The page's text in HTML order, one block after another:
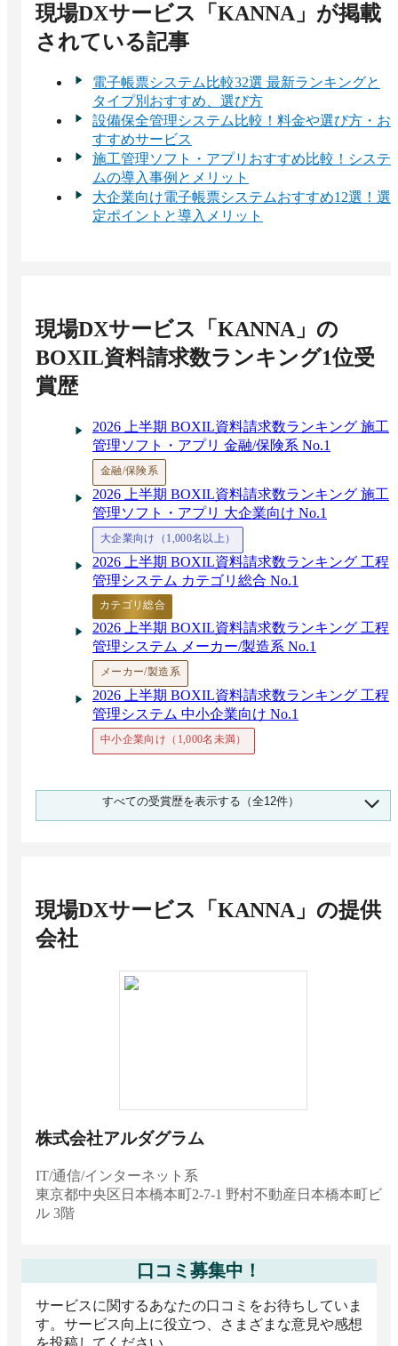
現場DXサービス「KANNA」 が掲載
されている記事
電子帳票システム比較32選 最新ランキングと
タイプ別おすすめ、選び方
設備保全管理システム比較！料金や選び方・お
すすめサービス
施工管理ソフト・アプリおすすめ比較！システ
ムの導入事例とメリット
大企業向け電子帳票システムおすすめ12選！選
定ポイントと導入メリット
現場DXサービス「KANNA」 の
BOXIL資料請求数ランキング1位受
賞歴
2026 上半期 BOXIL資料請求数ランキング 施工
管理ソフト・アプリ 金融/保険系 No.1
金融/保険系
2026 上半期 BOXIL資料請求数ランキング 施工
管理ソフト・アプリ 大企業向け No.1
大企業向け（1,000名以上）
2026 上半期 BOXIL資料請求数ランキング 工程
管理システム カテゴリ総合 No.1
カテゴリ総合
2026 上半期 BOXIL資料請求数ランキング 工程
管理システム メーカー/製造系 No.1
メーカー/製造系
2026 上半期 BOXIL資料請求数ランキング 工程
管理システム 中小企業向け No.1
中小企業向け（1,000名未満）
2025 下半期 BOXIL資料請求数ランキング 施工
管理ソフト・アプリ カテゴリ総合 No.1
メーカー/製造系
2025 下半期 BOXIL資料請求数ランキング 施工
コンサルティング・専門サービス
2025 下半期 BOXIL資料請求数ランキング 工程
管理システム メーカー/製造系 No.1
メーカー/製造系
大企業向け（1,000名以上）
すべての受賞歴を表示する（全12件）
現場DXサービス「KANNA」 の提供
会社
株式会社アルダグラム
IT/通信/インターネット系
東京都中央区日本橋本町2-7-1 野村不動産日本橋本町ビ
ル 3階
口コミ募集中！
サービスに関するあなたの口コミをお待ちしていま
す。サービス向上に役立つ、さまざまな意見や感想
を投稿してください。